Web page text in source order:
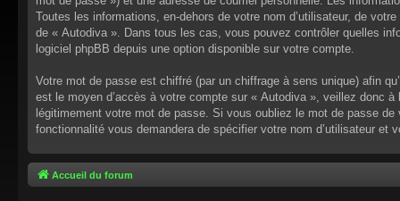
Toutes les informations, en-dehors de votre nom d’utilisateur, de
de « Autodiva ». Dans tous les cas, vous pouvez contrôler quelles
logiciel phpBB depuis une option disponible sur votre compte.
Votre mot de passe est chiffré (par un chiffrage à sens unique) afin
est le moyen d’accès à votre compte sur « Autodiva », veillez donc
légitimement votre mot de passe. Si vous oubliez le mot de passe
fonctionnalité vous demandera de spécifier votre nom d’utilisateur
Accueil du forum